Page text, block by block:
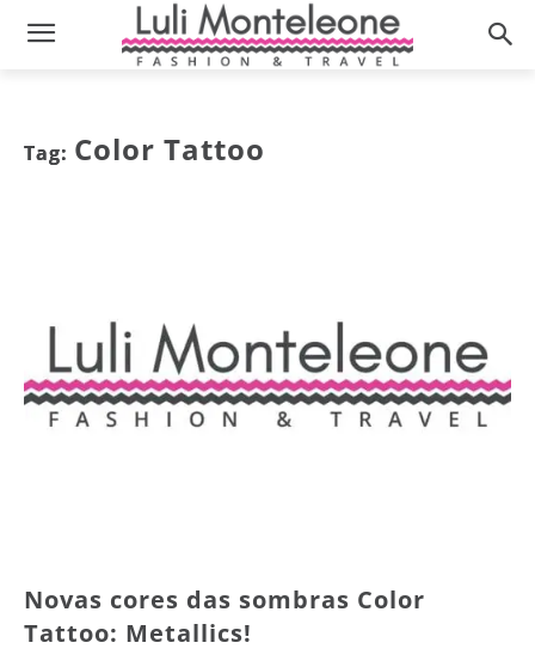
Tag: Color Tattoo
Novas cores das sombras Color
Tattoo: Metallics!